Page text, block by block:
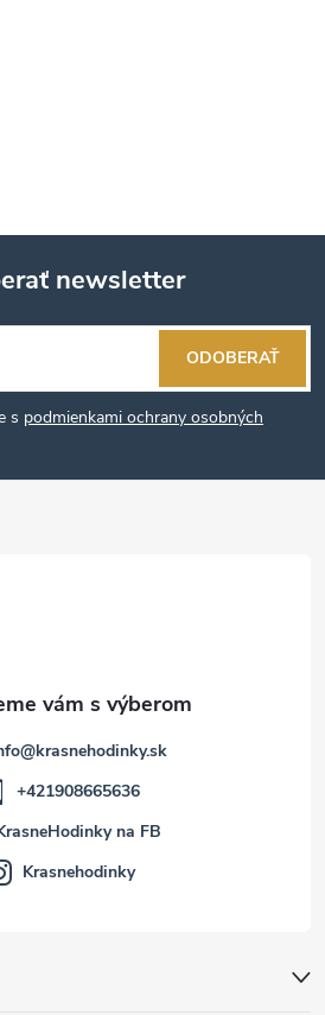
newsletter
s podmienkami ochrany osobných
ODOBERAŤ
@krasnehodinky.sk
+421908665636
na FB
Krasnehodinky